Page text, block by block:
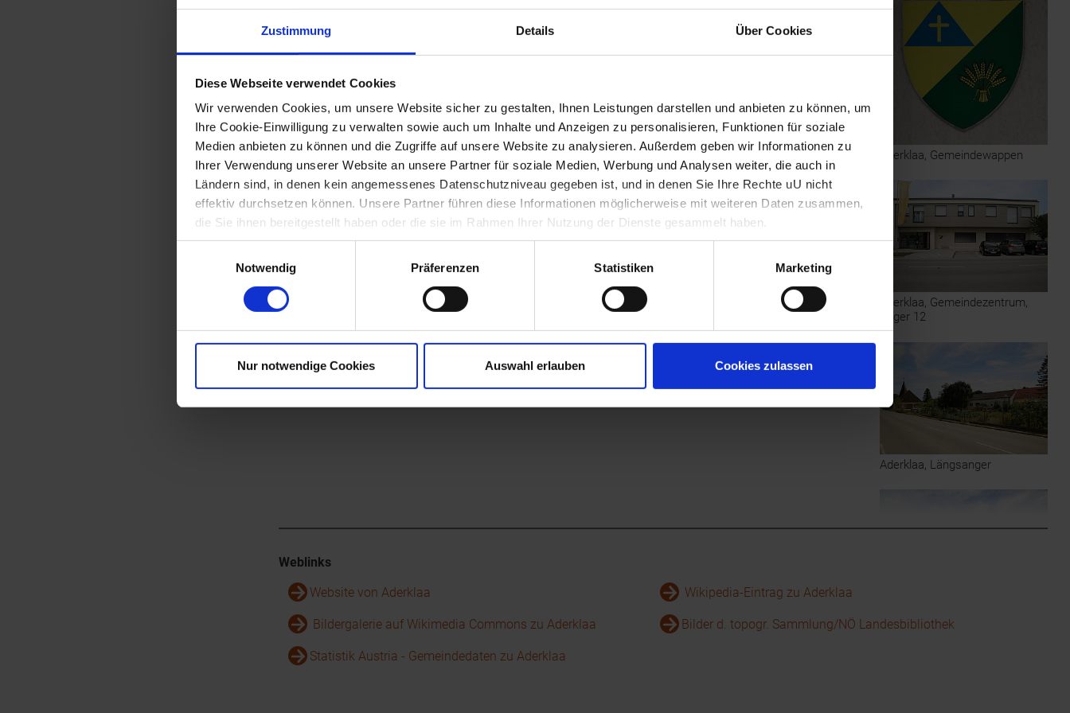
Zustimmung Details Über Cookies
Diese Webseite verwendet Cookies
Wir verwenden Cookies, um unsere Website sicher zu gestalten, Ihnen Leistungen darstellen und anbieten zu können, um
Ihre Cookie-Einwilligung zu verwalten sowie auch um Inhalte und Anzeigen zu personalisieren, Funktionen für soziale
Medien anbieten zu können und die Zugriffe auf unsere Website zu analysieren. Außerdem geben wir Informationen zu
Ihrer Verwendung unserer Website an unsere Partner für soziale Medien, Werbung und Analysen weiter, die auch in
Ländern sind, in denen kein angemessenes Datenschutzniveau gegeben ist, und in denen Sie Ihre Rechte uU nicht
effektiv durchsetzen können. Unsere Partner führen diese Informationen möglicherweise mit weiteren Daten zusammen,
die Sie ihnen bereitgestellt haben oder die sie im Rahmen Ihrer Nutzung der Dienste gesammelt haben.
Notwendig
Präferenzen Statistiken Marketing
Nur notwendige Cookies Auswahl erlauben Cookies zulassen
Josef Mikl (*1929, †2008)
Aderklaa, Gemeindewappen
Aderklaa, Gemeindezentrum,
Anger 12
Aderklaa, Längsanger
Weblinks
Website von Aderklaa
Wikipedia-Eintrag zu Aderklaa
Bildergalerie auf Wikimedia Commons zu Aderklaa Bilder d. topogr. Sammlung/NÖ Landesbibliothek
Statistik Austria - Gemeindedaten zu Aderklaa